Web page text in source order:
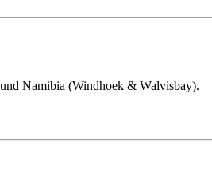
Namibia (Windhoek & Walvisbay).